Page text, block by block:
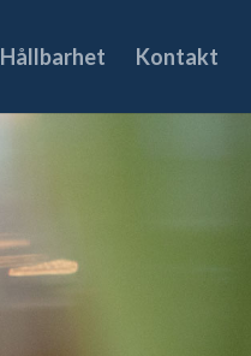
Hållbarhet Kontakt